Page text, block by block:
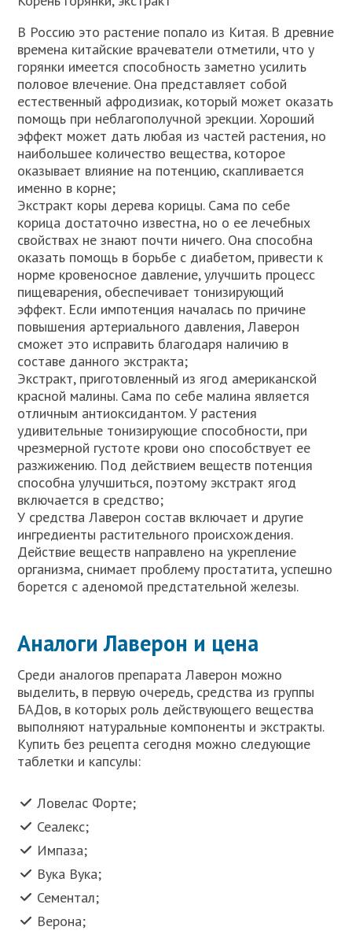
В Россию это растение попало из Китая. В древние
времена китайские врачеватели отметили, что у
горянки имеется способность заметно усилить
половое влечение. Она представляет собой
естественный афродизиак, который может оказать
помощь при неблагополучной эрекции. Хороший
эффект может дать любая из частей растения, но
наибольшее количество вещества, которое
оказывает влияние на потенцию, скапливается
именно в корне;
Экстракт коры дерева корицы. Сама по себе
корица достаточно известна, но о ее лечебных
свойствах не знают почти ничего. Она способна
оказать помощь в борьбе с диабетом, привести к
норме кровеносное давление, улучшить процесс
пищеварения, обеспечивает тонизирующий
эффект. Если импотенция началась по причине
повышения артериального давления, Лаверон
сможет это исправить благодаря наличию в
составе данного экстракта;
Экстракт, приготовленный из ягод американской
красной малины. Сама по себе малина является
отличным антиоксидантом. У растения
удивительные тонизирующие способности, при
чрезмерной густоте крови оно способствует ее
разжижению. Под действием веществ потенция
способна улучшиться, поэтому экстракт ягод
включается в средство;
У средства Лаверон состав включает и другие
ингредиенты растительного происхождения.
Действие веществ направлено на укрепление
организма, снимает проблему простатита, успешно
борется с аденомой предстательной железы.
Аналоги Лаверон и цена
Среди аналогов препарата Лаверон можно
выделить, в первую очередь, средства из группы
БАДов, в которых роль действующего вещества
выполняют натуральные компоненты и экстракты.
Купить без рецепта сегодня можно следующие
таблетки и капсулы:
Ловелас Форте;
Сеалекс;
Импаза;
Вука Вука;
Сементал;
Верона;